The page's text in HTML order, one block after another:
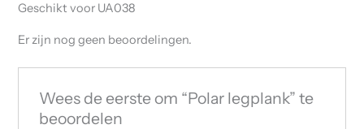
Geschikt voor UA038
Er zijn nog geen beoordelingen.
Wees de eerste om “Polar legplank” te
beoordelen